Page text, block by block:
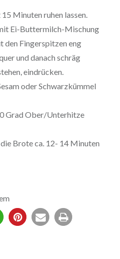
Minuten ruhen lassen.
Ei-Buttermilch-Mischung
den Fingerspitzen eng
und danach schräg
eindrücken.
oder Schwarzkümmel
Grad Ober/Unterhitze
Brote ca. 12- 14 Minuten